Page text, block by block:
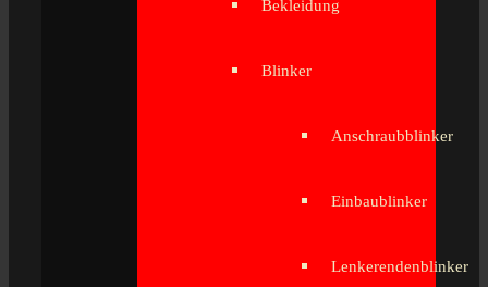
Bekleidung
Blinker
Anschraubblinker
Einbaublinker
Lenkerendenblinker